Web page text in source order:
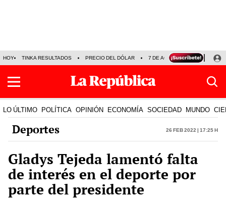
HOY TINKA RESULTADOS PRECIO DEL DÓLAR 7 DE AGOSTO OLLANTA
LO ÚLTIMO POLÍTICA OPINIÓN ECONOMÍA SOCIEDAD MUNDO
Deportes 26 Feb 2022 | 17:25 h
Gladys Tejeda lamentó falta
de interés en el deporte por
parte del presidente